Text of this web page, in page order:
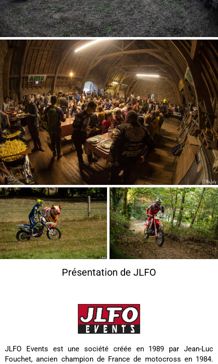
Présentation de JLFO
JLFO Events est une société créée en 1989 par Jean-Luc
Fouchet, ancien champion de France de motocross en 1984.